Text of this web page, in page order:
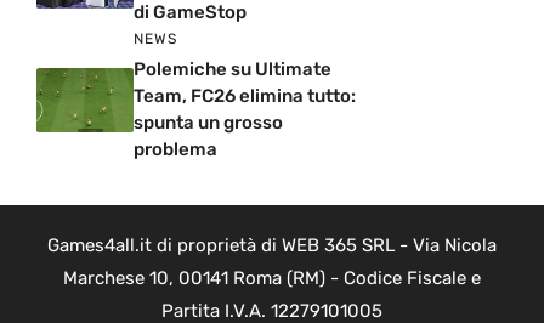
di GameStop
NEWS
Polemiche su Ultimate
Team, FC26 elimina tutto:
spunta un grosso
problema
Games4all.it di proprietà di WEB 365 SRL - Via Nicola
Marchese 10, 00141 Roma (RM) - Codice Fiscale e
Partita I.V.A. 12279101005